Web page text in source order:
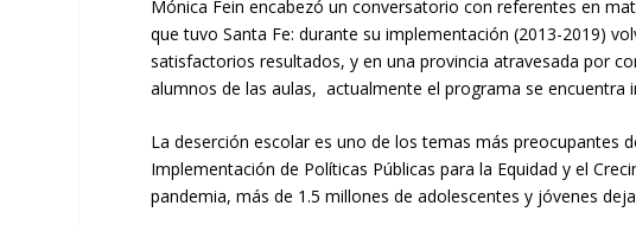
Mónica Fein encabezó un conversatorio con referentes en
que tuvo Santa Fe: durante su implementación (2013-2019)
satisfactorios resultados, y en una provincia atravesada por
alumnos de las aulas, actualmente el programa se encuentra
La deserción escolar es uno de los temas más preocupantes
Implementación de Políticas Públicas para la Equidad y el
pandemia, más de 1.5 millones de adolescentes y jóvenes